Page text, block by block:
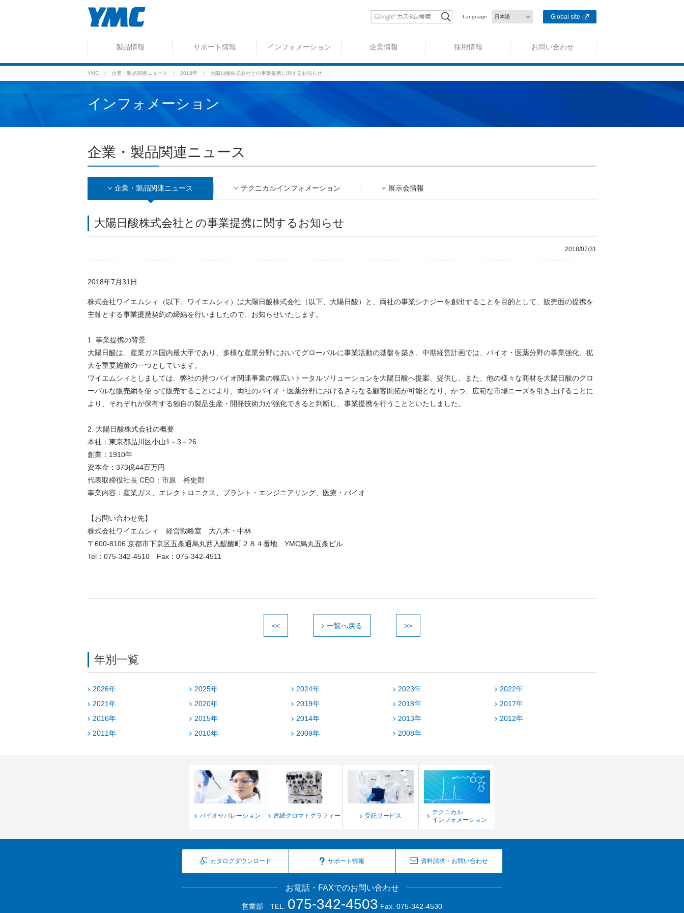
Language 日本語 Global site
製品情報 サポート情報 インフォメーション 企業情報 採用情報 お問い合わせ
YMC 企業・製品関連ニュース 2018年 大陽日酸株式会社との事業提携に関するお知らせ
インフォメーション
企業・製品関連ニュース
企業・製品関連ニュース テクニカルインフォ メーション 展示会情報
大陽日酸株式会社との事業提携に関するお知らせ
2018/07/31
2018年7月31日
株式会社ワイエムシィ（以下、ワイエムシィ）は大陽日酸株式会社（以下、大陽日酸）と、両社の事業シナジーを創出することを目的として、販売面の提携を
主軸とする事業提携契約の締結を行いましたので、お知らせいたします。
1. 事業提携の背景
大陽日酸は、産業ガス国内最大手であり、多様な産業分野においてグローバルに事業活動の基盤を築き、中期経営計画では、バイオ・医薬分野の事業強化、拡
大を重要施策の一つとしています。
ワイエムシィとしましては、弊社の持つバイオ関連事業の幅広いトータルソリューションを大陽日酸へ提案、提供し、また、他の様々な商材を大陽日酸のグロ
ーバルな販売網を使って販売することにより、両社のバイオ・医薬分野におけるさらなる顧客開拓が可能となり、かつ、広範な市場ニーズを引き上げることに
より、それぞれが保有する独自の製品生産・開発技術力が強化できると判断し、事業提携を行うことといたしました。
2. 大陽日酸株式会社の概要
本社：東京都品川区小山1－3－26
創業：1910年
資本金：373億44百万円
代表取締役社長 CEO：市原 裕史郎
事業内容：産業ガス、エレクトロニクス、プラント・エンジニアリング、医療・バイオ
【お問い合わせ先】
株式会社ワイエムシィ 経営戦略室 大八木・中林
〒600-8106 京都市下京区五条通烏丸西入醍醐町２８４番地 YMC烏丸五条ビル
Tel：075-342-4510 Fax：075-342-4511
<< 一覧へ戻る >>
年別一覧
2026年 2025年 2024年 2023年
2022年
2021年
2020年 2019年 2018年
2017年
2016年
2015年 2014年 2013年
2012年
2011年
2010年 2009年 2008年
バイオセパレーション 連続クロマトグラフィー 受託サービス
テクニカル
インフォメーション
カタログダウンロード サポート情報 資料請求・お問い合わせ
お電話・FAXでのお問い合わせ
営業部 TEL. 075-342-4503 Fax. 075-342-4530